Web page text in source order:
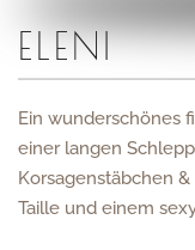
ELENI
Ein wunderschönes
einer langen
Korsagenstäbchen
Taille und einem